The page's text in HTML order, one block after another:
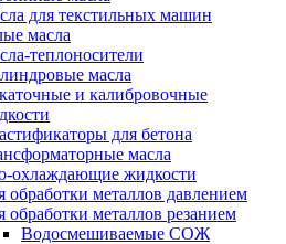
для текстильных машин
масла
теплоносители
масла
и калибровочные
для бетона
масла
охлаждающие жидкости
обработки металлов давлением
обработки металлов резанием
Водосмешиваемые СОЖ